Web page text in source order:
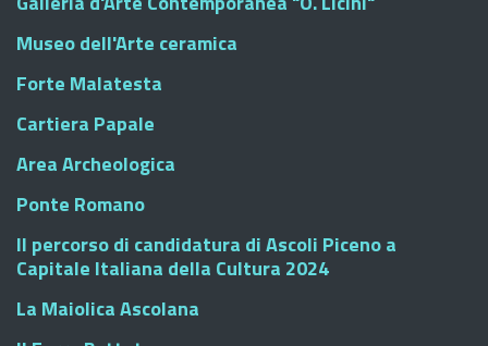
Museo dell'Arte ceramica
Forte Malatesta
Cartiera Papale
Area Archeologica
Ponte Romano
Il percorso di candidatura di Ascoli Piceno a
Capitale Italiana della Cultura 2024
La Maiolica Ascolana